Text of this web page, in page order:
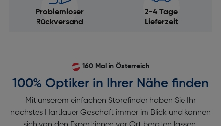
Problemloser
Rückversand
2-4 Tage
Lieferzeit
160 Mal in Österreich
100% Optiker in Ihrer Nähe finden
Mit unserem einfachen Storefinder haben Sie Ihr
nächstes Hartlauer Geschäft immer im Blick und können